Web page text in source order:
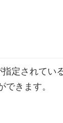
定されてい
きます。